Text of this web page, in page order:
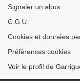
Signaler un abus
C.G.U.
Cookies et données
Préférences cookies
Voir le profil de